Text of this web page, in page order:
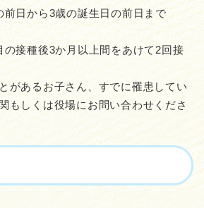
前日から3歳の誕生日の前日まで
の接種後3か月以上間をあけて2回接
があるお子さん、すでに罹患してい
もしくは役場にお問い合わせくださ